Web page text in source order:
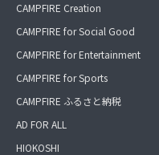
CAMPFIRE Creation
CAMPFIRE for Social Good
CAMPFIRE for Entertainment
CAMPFIRE for Sports
CAMPFIRE ふるさと納税
AD FOR ALL
HIOKOSHI